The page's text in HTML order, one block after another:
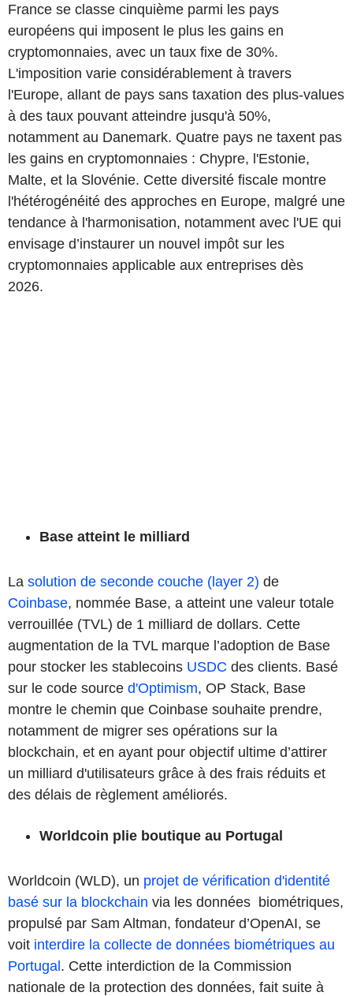
France se classe cinquième parmi les pays
européens qui imposent le plus les gains en
cryptomonnaies, avec un taux fixe de 30%.
L'imposition varie considérablement à travers
l'Europe, allant de pays sans taxation des plus-values
à des taux pouvant atteindre jusqu'à 50%,
notamment au Danemark. Quatre pays ne taxent pas
les gains en cryptomonnaies : Chypre, l'Estonie,
Malte, et la Slovénie. Cette diversité fiscale montre
l'hétérogénéité des approches en Europe, malgré une
tendance à l'harmonisation, notamment avec l'UE qui
envisage d’instaurer un nouvel impôt sur les
cryptomonnaies applicable aux entreprises dès
2026.
Base atteint le milliard
La solution de seconde couche (layer 2) de
Coinbase, nommée Base, a atteint une valeur totale
verrouillée (TVL) de 1 milliard de dollars. Cette
augmentation de la TVL marque l’adoption de Base
pour stocker les stablecoins USDC des clients. Basé
sur le code source d'Optimism, OP Stack, Base
montre le chemin que Coinbase souhaite prendre,
notamment de migrer ses opérations sur la
blockchain, et en ayant pour objectif ultime d’attirer
un milliard d'utilisateurs grâce à des frais réduits et
des délais de règlement améliorés.
Worldcoin plie boutique au Portugal
Worldcoin (WLD), un projet de vérification d'identité
basé sur la blockchain via les données biométriques,
propulsé par Sam Altman, fondateur d’OpenAI, se
voit interdire la collecte de données biométriques au
Portugal. Cette interdiction de la Commission
nationale de la protection des données, fait suite à